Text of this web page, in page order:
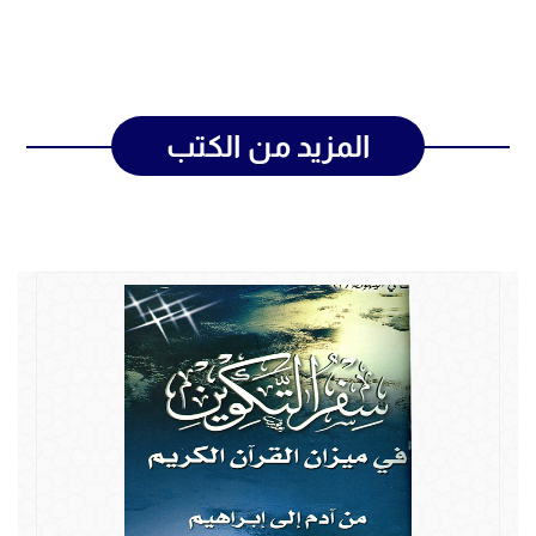
المزيد من الكتب